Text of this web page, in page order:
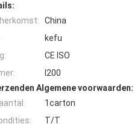
China
kefu
CE ISO
l200
Algemene voorwaarden:
1carton
T/T